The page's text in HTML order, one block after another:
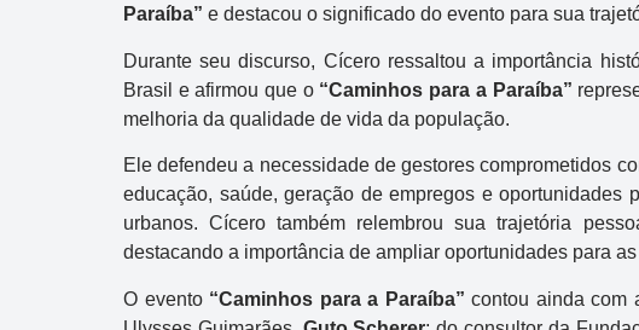
Paraíba” e destacou o significado do evento para sua
Durante seu discurso, Cícero ressaltou a importância
Brasil e afirmou que o “Caminhos para a Paraíba”
melhoria da qualidade de vida da população.
Ele defendeu a necessidade de gestores comprometidos
educação, saúde, geração de empregos e oportunidades
urbanos. Cícero também relembrou sua trajetória
destacando a importância de ampliar oportunidades para
O evento “Caminhos para a Paraíba” contou ainda com
Data:05/08/2026
Próximo concurso:2993
R$ 750.000